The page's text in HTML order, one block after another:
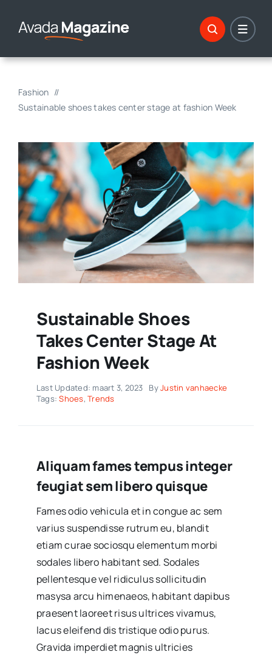
Fashion
Sustainable shoes takes center stage at fashion Week
Sustainable Shoes
Takes Center Stage At
Fashion Week
Last Updated: maart 3, 2023 ByJustin vanhaecke
Tags:Shoes,Trends
Aliquam fames tempus integer
feugiat sem libero quisque
Fames odio vehicula et in congue ac sem
varius suspendisse rutrum eu, blandit
etiam curae sociosqu elementum morbi
sodales libero habitant sed. Sodales
pellentesque vel ridiculus sollicitudin
masysa arcu himenaeos, habitant dapibus
praesent laoreet risus ultrices vivamus,
lacus eleifend dis tristique odio purus.
Gravida imperdiet magnis ultricies